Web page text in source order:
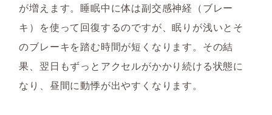
が増えます。睡眠中に体は副交感神経（ブレー
キ）を使って回復するのですが、眠りが浅いとそ
のブレーキを踏む時間が短くなります。その結
果、翌日もずっとアクセルがかかり続ける状態に
なり、昼間に動悸が出やすくなります。